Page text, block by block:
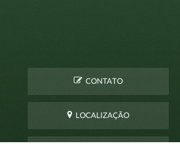
CONTATO
LOCALIZAÇÃO